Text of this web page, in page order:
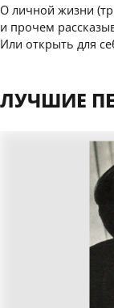
О личной жизни
и прочем
Или открыть для
ЛУЧШИЕ